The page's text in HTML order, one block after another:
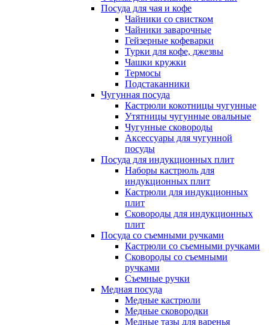
Посуда для чая и кофе
Чайники со свистком
Чайники заварочные
Гейзерные кофеварки
Турки для кофе, джезвы
Чашки кружки
Термосы
Подстаканники
Чугунная посуда
Кастрюли кокотницы чугунные
Утятницы чугунные овальные
Чугунные сковороды
Аксессуары для чугунной
посуды
Посуда для индукционных плит
Наборы кастрюль для
индукционных плит
Кастрюли для индукционных
плит
Сковороды для индукционных
плит
Посуда со съемными ручками
Кастрюли со съемными ручками
Сковороды со съемными
ручками
Съемные ручки
Медная посуда
Медные кастрюли
Медные сковородки
Медные тазы для варенья